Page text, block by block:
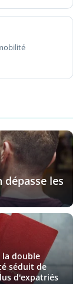
les
double
séduit de
d'expatriés